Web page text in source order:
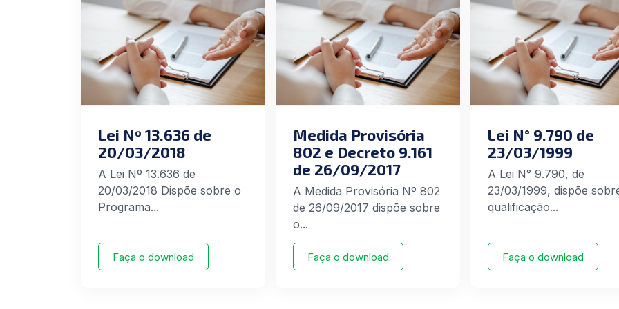
Lei Nº 13.636 de
20/03/2018
A Lei Nº 13.636 de
20/03/2018 Dispõe sobre o
Programa...
Faça o download
Medida Provisória
802 e Decreto 9.161
de 26/09/2017
A Medida Provisória Nº 802
de 26/09/2017 dispõe sobre
o...
Faça o download
Lei N° 9.790 de
23/03/1999
A Lei N° 9.790, de
23/03/1999, dispõe
qualificação...
Faça o download